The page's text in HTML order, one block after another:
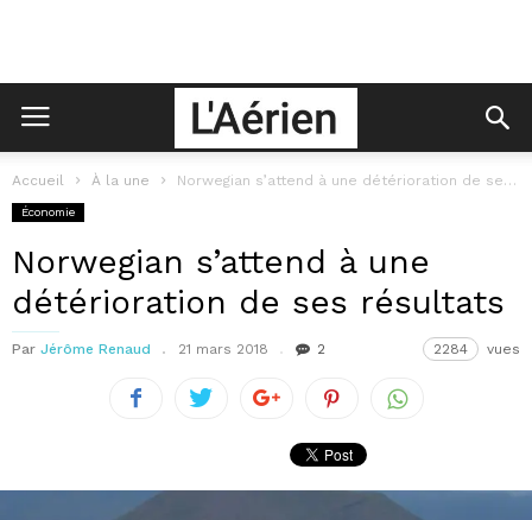
Accueil À la une Norwegian s’attend à une détérioration de ses résultats
Économie
Norwegian s’attend à une
détérioration de ses résultats
Par Jérôme Renaud 21 mars 2018 2 2284 vues